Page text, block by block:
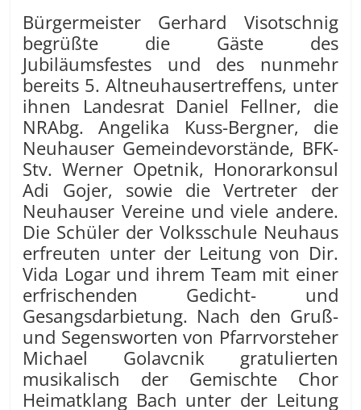
Bürgermeister Gerhard Visotschnig
begrüßte die Gäste des
Jubiläumsfestes und des nunmehr
bereits 5. Altneuhausertreffens, unter
ihnen Landesrat Daniel Fellner, die
NRAbg. Angelika Kuss-Bergner, die
Neuhauser Gemeindevorstände, BFK-
Stv. Werner Opetnik, Honorarkonsul
Adi Gojer, sowie die Vertreter der
Neuhauser Vereine und viele andere.
Die Schüler der Volksschule Neuhaus
erfreuten unter der Leitung von Dir.
Vida Logar und ihrem Team mit einer
erfrischenden Gedicht- und
Gesangsdarbietung. Nach den Gruß-
und Segensworten von Pfarrvorsteher
Michael Golavcnik gratulierten
musikalisch der Gemischte Chor
Heimatklang Bach unter der Leitung